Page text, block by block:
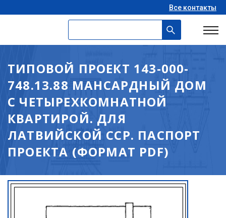
Все контакты
ТИПОВОЙ ПРОЕКТ 143-000-
748.13.88 МАНСАРДНЫЙ ДОМ
С ЧЕТЫРЕХКОМНАТНОЙ
КВАРТИРОЙ. ДЛЯ
ЛАТВИЙСКОЙ ССР. ПАСПОРТ
ПРОЕКТА (ФОРМАТ PDF)